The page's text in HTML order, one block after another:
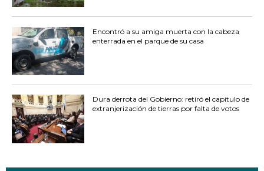
Encontró a su amiga muerta con la cabeza
enterrada en el parque de su casa
Dura derrota del Gobierno: retiró el capítulo de
extranjerización de tierras por falta de votos